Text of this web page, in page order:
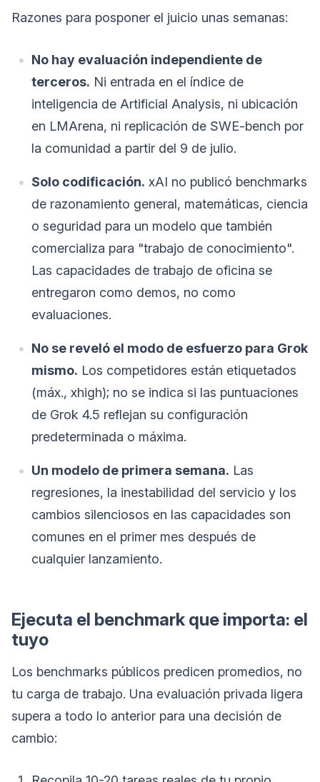
Razones para posponer el juicio unas semanas:
No hay evaluación independiente de
terceros. Ni entrada en el índice de
inteligencia de Artificial Analysis, ni ubicación
en LMArena, ni replicación de SWE-bench por
la comunidad a partir del 9 de julio.
Solo codificación. xAI no publicó benchmarks
de razonamiento general, matemáticas, ciencia
o seguridad para un modelo que también
comercializa para "trabajo de conocimiento".
Las capacidades de trabajo de oficina se
entregaron como demos, no como
evaluaciones.
No se reveló el modo de esfuerzo para Grok
mismo. Los competidores están etiquetados
(máx., xhigh); no se indica si las puntuaciones
de Grok 4.5 reflejan su configuración
predeterminada o máxima.
Un modelo de primera semana. Las
regresiones, la inestabilidad del servicio y los
cambios silenciosos en las capacidades son
comunes en el primer mes después de
cualquier lanzamiento.
Ejecuta el benchmark que importa: el
tuyo
Los benchmarks públicos predicen promedios, no
tu carga de trabajo. Una evaluación privada ligera
supera a todo lo anterior para una decisión de
cambio: